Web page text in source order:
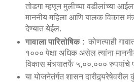
तोडगा म्हणून मुलीच्या वडीलांच्या
माननीय महिला आणि बालक विकास
देण्यात येईल.
गावाला पारितोषिक : कोणत्याही
१००० पेक्षा अधिक असेल त्यांना
विकास मंत्र्यातर्फे ५,००.००० रुपयांचे
या योजनेतंर्गत शासन